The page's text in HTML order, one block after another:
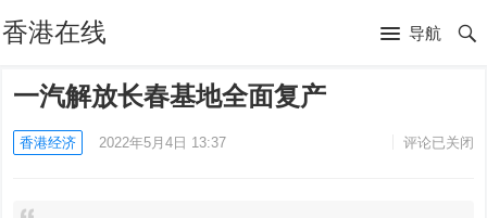
香港在线 导航
一汽解放长春基地全面复产
香港经济 2022年5月4日 13:37 评论已关闭